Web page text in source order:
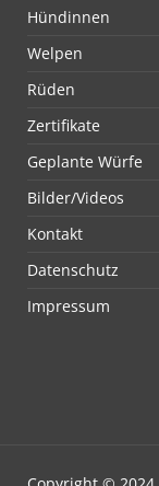
Hündinnen
Welpen
Rüden
Zertifikate
Geplante Würfe
Bilder/Videos
Kontakt
Datenschutz
Impressum